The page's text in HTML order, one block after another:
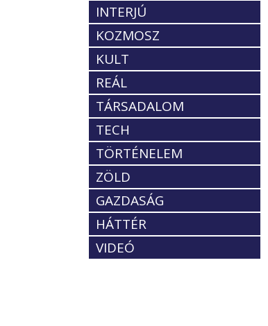
INTERJÚ
KOZMOSZ
KULT
REÁL
TÁRSADALOM
TECH
TÖRTÉNELEM
ZÖLD
GAZDASÁG
HÁTTÉR
VIDEÓ